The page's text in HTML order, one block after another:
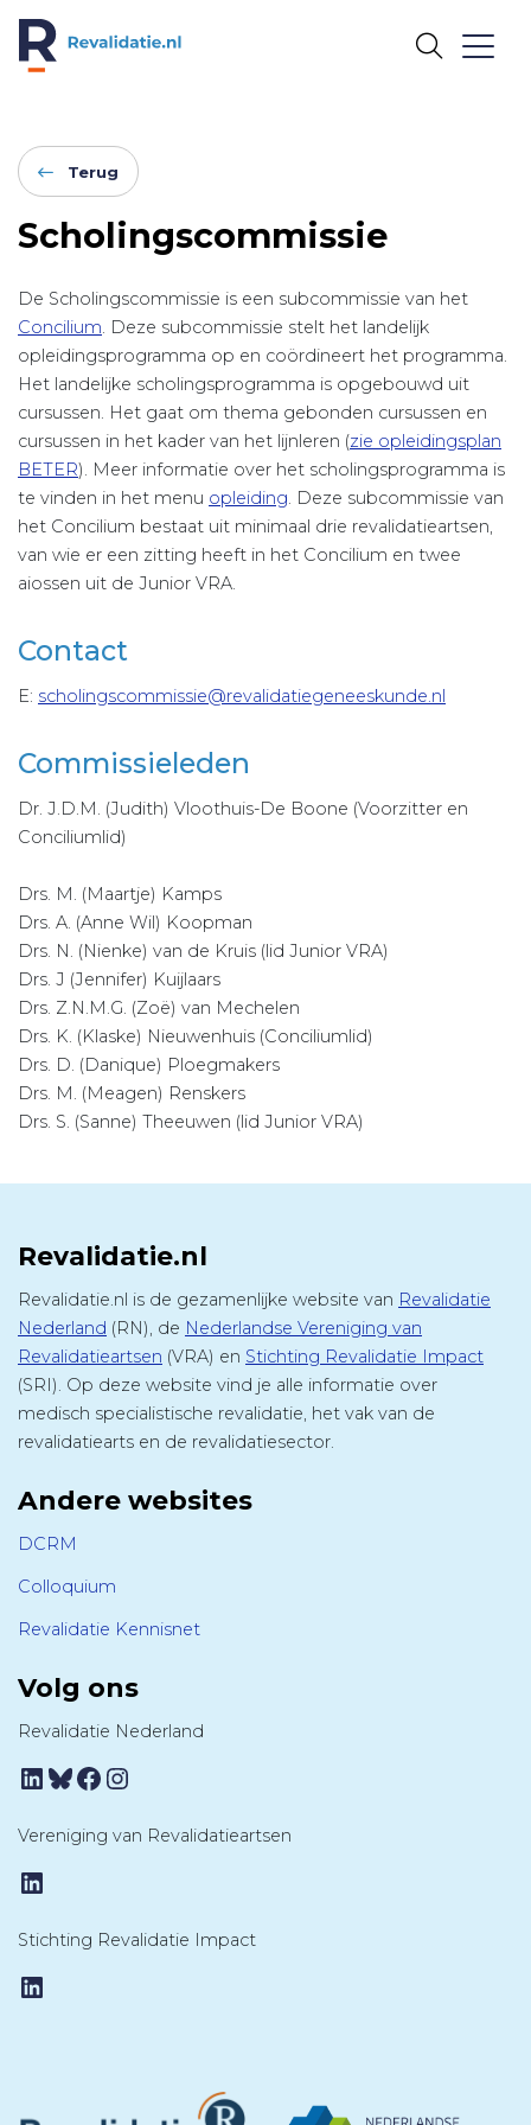
Terug
Scholingscommissie
De Scholingscommissie is een subcommissie van het
Concilium. Deze subcommissie stelt het landelijk
opleidingsprogramma op en coördineert het programma.
Het landelijke scholingsprogramma is opgebouwd uit
cursussen. Het gaat om thema gebonden cursussen en
cursussen in het kader van het lijnleren (zie opleidingsplan
BETER). Meer informatie over het scholingsprogramma is
te vinden in het menu opleiding. Deze subcommissie van
het Concilium bestaat uit minimaal drie revalidatieartsen,
van wie er een zitting heeft in het Concilium en twee
aiossen uit de Junior VRA.
Contact
E: scholingscommissie@revalidatiegeneeskunde.nl
Commissieleden
Dr. J.D.M. (Judith) Vloothuis-De Boone (Voorzitter en
Conciliumlid)
Drs. M. (Maartje) Kamps
Drs. A. (Anne Wil) Koopman
Drs. N. (Nienke) van de Kruis (lid Junior VRA)
Drs. J (Jennifer) Kuijlaars
Drs. Z.N.M.G. (Zoë) van Mechelen
Drs. K. (Klaske) Nieuwenhuis (Conciliumlid)
Drs. D. (Danique) Ploegmakers
Drs. M. (Meagen) Renskers
Drs. S. (Sanne) Theeuwen (lid Junior VRA)
Revalidatie.nl
Revalidatie.nl is de gezamenlijke website van Revalidatie
Nederland (RN), de Nederlandse Vereniging van
Revalidatieartsen (VRA) en Stichting Revalidatie Impact
(SRI). Op deze website vind je alle informatie over
medisch specialistische revalidatie, het vak van de
revalidatiearts en de revalidatiesector.
Andere websites
DCRM
Colloquium
Revalidatie Kennisnet
Volg ons
Revalidatie Nederland
LinkedIn
Bluesky
Facebook
Instagram
Vereniging van Revalidatieartsen
LinkedIn
Stichting Revalidatie Impact
LinkedIn